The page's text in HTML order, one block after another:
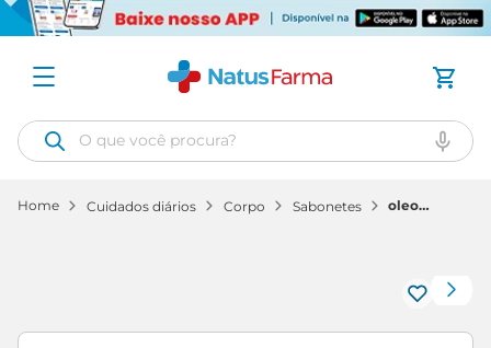
O que você procura?
cuidados diários corpo sabonetes
oleo